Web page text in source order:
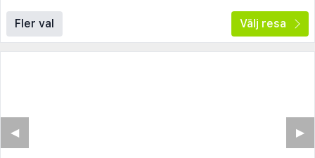
Fler val Välj resa
▶︎
◀︎